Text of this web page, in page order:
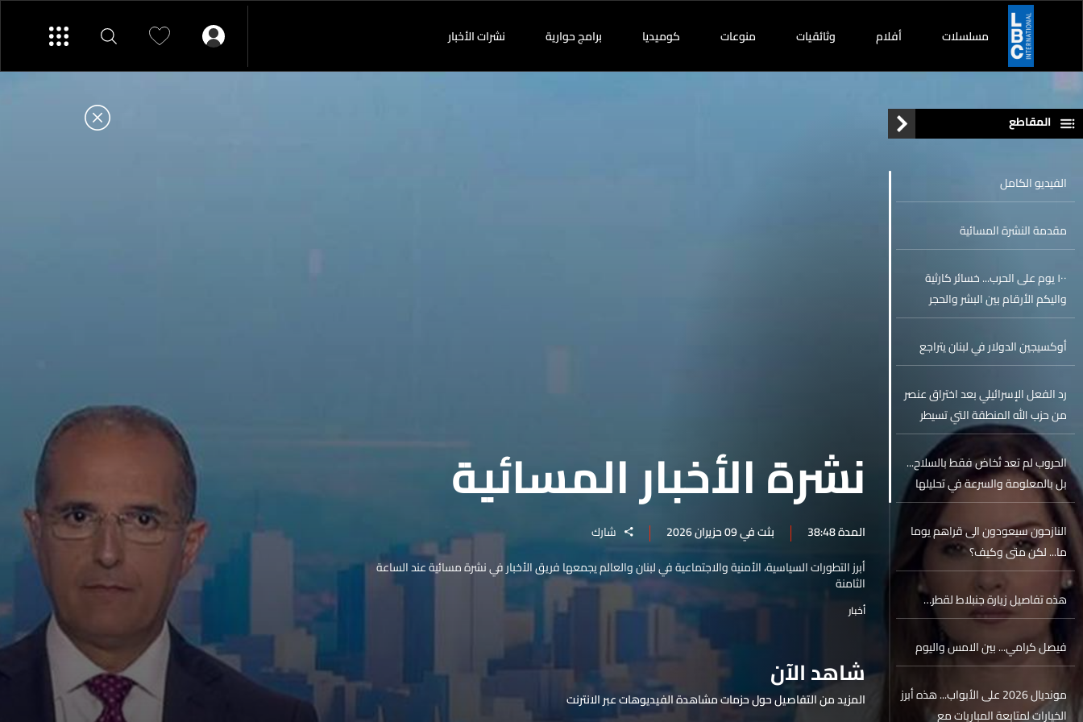
مسلسلات أفلام وثائقيات منوعات كوميديا برامج حوارية نشرات الأخبار
نشرة الأخبار المسائية
المدة 38:48 بثت في 09 حزيران 2026
شارك
أبرز التطورات السياسية، الأمنية والاجتماعية في لبنان والعالم يجمعها فريق الأخبار في نشرة مسائية عند الساعة
الثامنة
أخبار
شاهد الآن
المزيد من التفاصيل حول حزمات مشاهدة الفيديوهات عبر الانترنت
المقاطع
الفيديو الكامل
مقدمة النشرة المسائية
١٠٠ يوم على الحرب... خسائر كارثية
واليكم الأرقام بين البشر والحجر
والإقتصاد
أوكسيجين الدولار في لبنان يتراجع
رد الفعل الإسرائيلي بعد اختراق عنصر
من حزب الله المنطقة التي تسيطر
عليها القوات الإسرائيلية في جنوب
لبنان عسكرياً وأمنياًالحروب لم تعد تُخاض فقط بالسلاح...
بل بالمعلومة والسرعة في تحليلها
النازحون سيعودون الى قراهم يوما
ما... لكن متى وكيف؟
هذه تفاصيل زيارة جنبلاط لقطر…
فيصل كرامي... بين الامس واليوم
مونديال 2026 على الأبواب... هذه أبرز
الخيارات لمتابعة المباريات مع